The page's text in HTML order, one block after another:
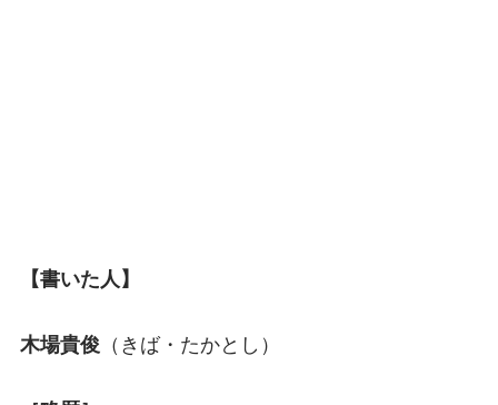
【書いた人】
木場貴俊 （きば・たかとし）